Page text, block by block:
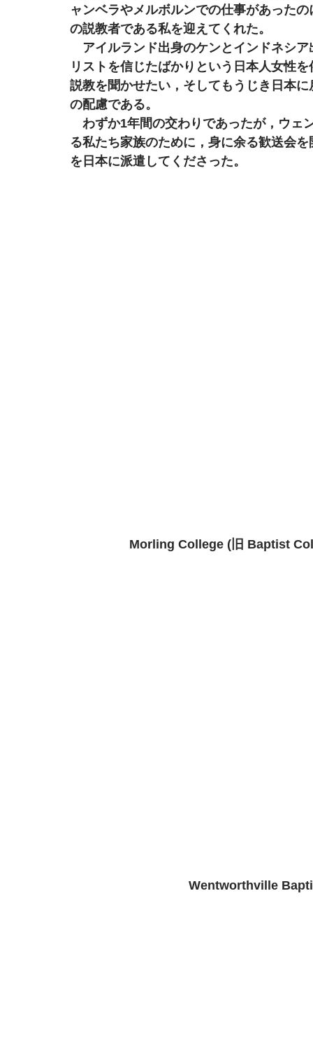
ャンベラやメルボルンでの仕事があった
の説教者である私を迎えてくれた。
アイルランド出身のケンとインドネシ
リストを信じたばかりという日本人女性
説教を聞かせたい，そしてもうじき日本
の配慮である。
わずか1年間の交わりであったが，ウェ
る私たち家族のために，身に余る歓送会
を日本に派遣してくださった。
Morling College (旧 Baptist
Wentworthville